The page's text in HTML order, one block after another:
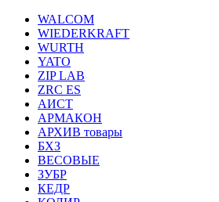
WALCOM
WIEDERKRAFT
WURTH
YATO
ZIP LAB
ZRC ES
АИСТ
АРМАКОН
АРХИВ товары
БХЗ
ВЕСОВЫЕ
ЗУБР
КЕДР